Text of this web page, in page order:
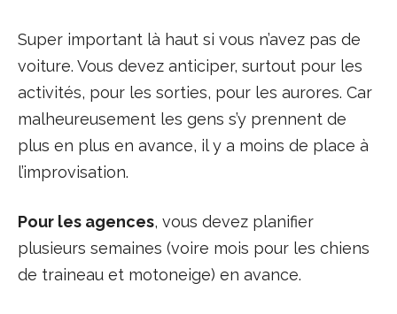
Super important là haut si vous n’avez pas de
voiture. Vous devez anticiper, surtout pour les
activités, pour les sorties, pour les aurores. Car
malheureusement les gens s’y prennent de
plus en plus en avance, il y a moins de place à
l’improvisation.
Pour les agences, vous devez planifier
plusieurs semaines (voire mois pour les chiens
de traineau et motoneige) en avance.